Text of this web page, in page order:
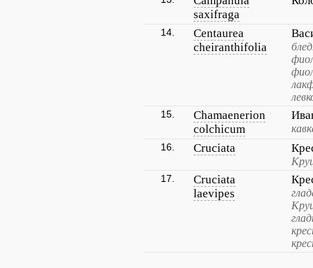
saxifraga
14.
Centaurea
cheiranthifolia
15.
Chamaenerion
colchicum
16. Cruciata
17.
Cruciata
laevipes